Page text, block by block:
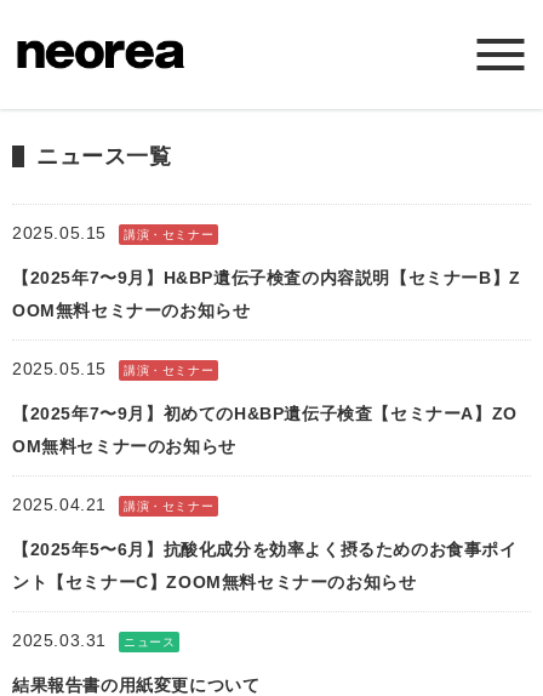
ニュース
ミッション
会社概要
お問い合わせ
ニュース一覧
2025.05.15 講演・セミナー
【2025年7〜9月】H&BP遺伝子検査の内容説明【セミナーB】Z
OOM無料セミナーのお知らせ
2025.05.15 講演・セミナー
【2025年7〜9月】初めてのH&BP遺伝子検査【セミナーA】ZO
OM無料セミナーのお知らせ
2025.04.21 講演・セミナー
【2025年5〜6月】抗酸化成分を効率よく摂るためのお食事ポイ
ント【セミナーC】ZOOM無料セミナーのお知らせ
2025.03.31 ニュース
結果報告書の用紙変更について